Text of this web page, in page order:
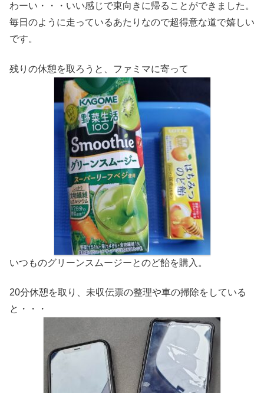
わーい・・・いい感じで東向きに帰ることができました。
毎日のように走っているあたりなので超得意な道で嬉しい
です。
残りの休憩を取ろうと、ファミマに寄って
いつものグリーンスムージーとのど飴を購入。
20分休憩を取り、未収伝票の整理や車の掃除をしている
と・・・